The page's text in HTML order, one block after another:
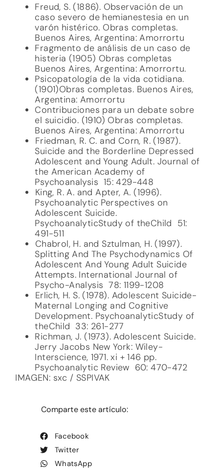
Freud, S. (1886). Observación de un
caso severo de hemianestesia en un
varón histérico. Obras completas.
Buenos Aires, Argentina: Amorrortu
Fragmento de análisis de un caso de
histeria (1905) Obras completas
Buenos Aires, Argentina: Amorrortu.
Psicopatología de la vida cotidiana.
(1901)Obras completas. Buenos Aires,
Argentina: Amorrortu
Contribuciones para un debate sobre
el suicidio. (1910) Obras completas.
Buenos Aires, Argentina: Amorrortu
Friedman, R. C. and Corn, R. (1987).
Suicide and the Borderline Depressed
Adolescent and Young Adult. Journal of
the American Academy of
Psychoanalysis 15: 429-448
King, R. A. and Apter, A. (1996).
Psychoanalytic Perspectives on
Adolescent Suicide.
PsychoanalyticStudy of theChild 51:
491-511
Chabrol, H. and Sztulman, H. (1997).
Splitting And The Psychodynamics Of
Adolescent And Young Adult Suicide
Attempts. International Journal of
Psycho-Analysis 78: 1199-1208
Erlich, H. S. (1978). Adolescent Suicide-
Maternal Longing and Cognitive
Development. PsychoanalyticStudy of
theChild 33: 261-277
Richman, J. (1973). Adolescent Suicide.
Jerry Jacobs New York: Wiley-
Interscience, 1971. xi + 146 pp.
Psychoanalytic Review 60: 470-472
IMAGEN: sxc / SSPIVAK
Comparte este artículo:
Facebook
Twitter
WhatsApp